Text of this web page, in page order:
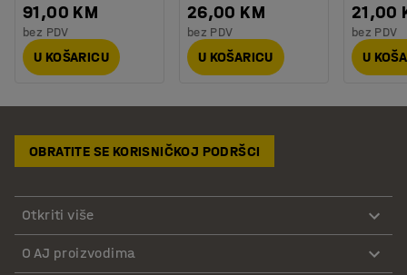
91,00 KM
bez PDV
U KOŠARICU
26,00 KM
bez PDV
U KOŠARICU
21,00
bez PDV
U
OBRATITE SE KORISNIČKOJ PODRŠCI
Otkriti više
O AJ proizvodima